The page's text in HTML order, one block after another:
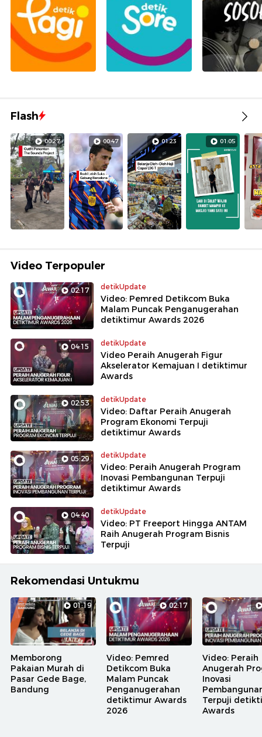
Flash
00:27 00:47 01:23 01:05
Video Terpopuler
02:17 detikUpdate
Video: Pemred Detikcom Buka
Malam Puncak Penganugerahan
detiktimur Awards 2026
04:15 detikUpdate
Video Peraih Anugerah Figur
Akselerator Kemajuan I detiktimur
Awards
02:53 detikUpdate
Video: Daftar Peraih Anugerah
Program Ekonomi Terpuji
detiktimur Awards
05:29 detikUpdate
Video: Peraih Anugerah Program
Inovasi Pembangunan Terpuji
detiktimur Awards
04:40 detikUpdate
Video: PT Freeport Hingga ANTAM
Raih Anugerah Program Bisnis
Terpuji
Rekomendasi Untukmu
01:19
Memborong
Pakaian Murah di
Pasar Gede Bage,
Bandung
02:17
Video: Pemred
Detikcom Buka
Malam Puncak
Penganugerahan
detiktimur Awards
2026
Video: Peraih
Anugerah
Inovasi
Terpuji
Awards